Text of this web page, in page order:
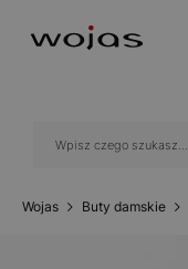
Wojas Buty damskie